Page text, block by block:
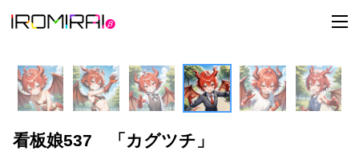
t
o
l
e
n
a
v
看板娘537 「カグツチ」